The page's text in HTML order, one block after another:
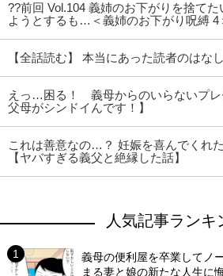
??前回 Vol.104 義姉のお下がりを捨て
ようとするも…＜義姉のお下がり呪縛 4
【全話読む】 本当にあった読者のはなし
えっ…困る！ 義母からのいらないプレ
父母がシンドイんです！】
これは善意なの…？ 妊娠を喜んでくれ
【ヤバすぎる義父と絶縁した話】
人気記事ランキ
義母の便利屋を卒業してノ
まる妻と娘の新たな人生に